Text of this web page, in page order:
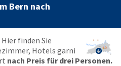
Bern nach

finden Sie
Hotels garni
nach Preis für drei Personen.